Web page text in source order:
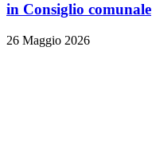
in Consiglio comunale
26 Maggio 2026